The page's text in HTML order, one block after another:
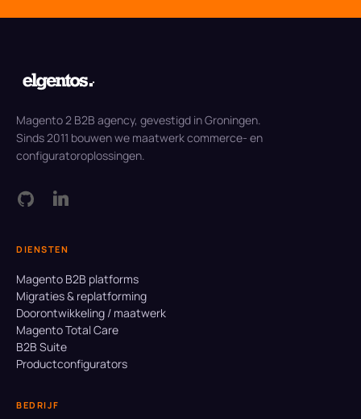
Magento 2 B2B agency, gevestigd in Groningen.
Sinds 2011 bouwen we maatwerk commerce- en
configuratoroplossingen.
DIENSTEN
Magento B2B platforms
Migraties & replatforming
Doorontwikkeling / maatwerk
Magento Total Care
B2B Suite
Productconfigurators
BEDRIJF